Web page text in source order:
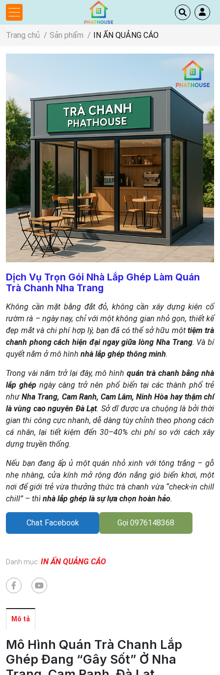
Trang chủ Sản phẩm IN ẤN QUẢNG CÁO
Dịch Vụ Trọn Gói Nhà Lắp Ghép Làm Quán
Trà Chanh Nha Trang
Không cần mặt bằng đắt đỏ, không cần xây dựng kiên cố
rườm rà – ngày nay, chỉ với một không gian nhỏ gọn, thiết kế
đẹp mắt và chi phí hợp lý, bạn đã có thể sở hữu mộttiệm trà
chanh phong cách hiện đại ngay giữa lòng Nha Trang. Và bí
quyết nằm ở mô hình nhà lắp ghép thông minh.
Trong vài năm trở lại đây, mô hình quán trà chanh bằng nhà
lắp ghép ngày càng trở nên phổ biến tại các thành phố trẻ
nhưNha Trang, Cam Ranh, Cam Lâm, Ninh Hòa hay thậm chí
là vùng cao nguyên Đà Lạt. Sở dĩ được ưa chuộng là bởi thời
gian thi công cực nhanh, dễ dàng tùy chỉnh theo phong cách
cá nhân, lại tiết kiệm đến 30–40% chi phí so với cách xây
dựng truyền thống.
Nếu bạn đang ấp ủ một quán nhỏ xinh với tông trắng – gỗ
nhẹ nhàng, cửa kính mở rộng đón nắng gió biển khơi, một
nơi để giới trẻ vừa thưởng thức trà chanh vừa “check-in chill
chill” – thì nhà lắp ghép là sự lựa chọn hoàn hảo.
Chat Facebook Gọi 0976148368
Danh mục: IN ẤN QUẢNG CÁO
Mô tả
Mô Hình Quán Trà Chanh Lắp
Ghép Đang “Gây Sốt” Ở Nha